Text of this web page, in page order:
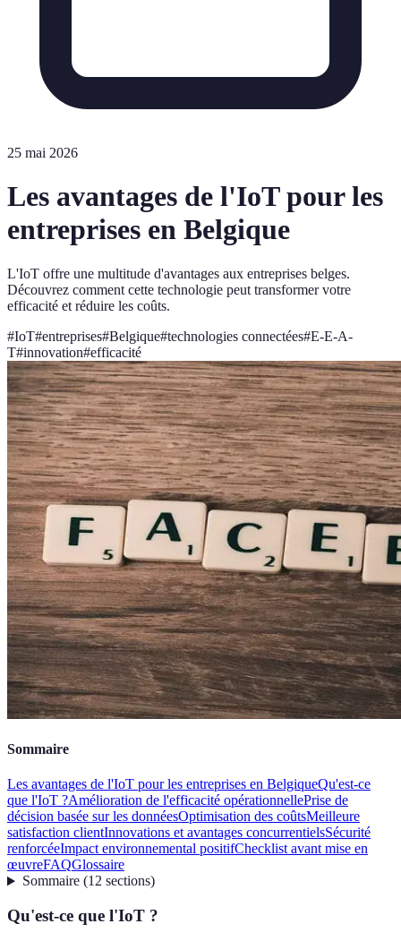
25 mai 2026
Les avantages de l'IoT pour les
entreprises en Belgique
L'IoT offre une multitude d'avantages aux entreprises belges.
Découvrez comment cette technologie peut transformer votre
efficacité et réduire les coûts.
#IoT#entreprises#Belgique#technologies connectées#E-E-A-
T#innovation#efficacité
Sommaire
Les avantages de l'IoT pour les entreprises en BelgiqueQu'est-ce
que l'IoT ?Amélioration de l'efficacité opérationnellePrise de
décision basée sur les donnéesOptimisation des coûtsMeilleure
satisfaction clientInnovations et avantages concurrentielsSécurité
renforcéeImpact environnemental positifChecklist avant mise en
œuvreFAQGlossaire
Sommaire(12 sections)
Qu'est-ce que l'IoT ?